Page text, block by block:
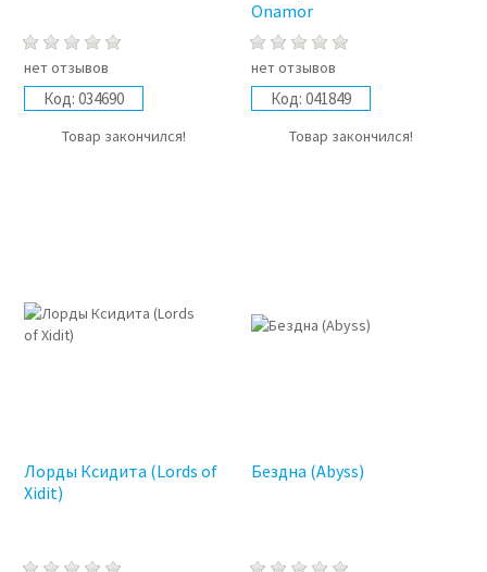
нет отзывов
Код: 034690
Товар закончился!
Onamor
нет отзывов
Код: 041849
Товар закончился!
Лорды Ксидита (Lords of
Xidit)
Бездна (Abyss)